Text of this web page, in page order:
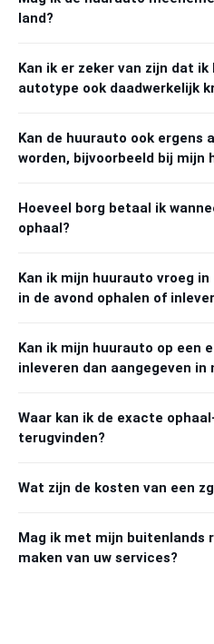
land?
Kan ik er zeker van zijn dat
autotype ook daadwerkelijk
Kan de huurauto ook ergens
worden, bijvoorbeeld bij mijn
Hoeveel borg betaal ik
ophaal?
Kan ik mijn huurauto vroeg
in de avond ophalen of
Kan ik mijn huurauto op een
inleveren dan aangegeven in
Waar kan ik de exacte
terugvinden?
Wat zijn de kosten van een
Mag ik met mijn buitenlands
maken van uw services?